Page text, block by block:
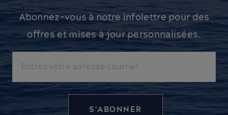
Abonnez-vous à notre infolettre pour des
offres et mises à jour personnalisées.